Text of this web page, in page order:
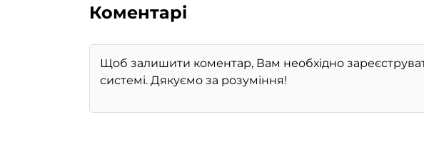
Коментарі